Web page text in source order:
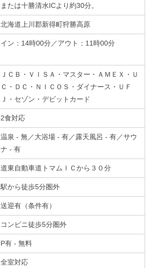
または十勝清水ICより約30分。
北海道上川郡新得町狩勝高原
イン：14時00分／アウト：11時00分
ＪＣＢ・ＶＩＳＡ・マスター・ＡＭＥＸ・Ｕ
Ｃ・ＤＣ・ＮＩＣＯＳ・ダイナース・ＵＦ
Ｊ・セゾン・デビットカード
2食対応
温泉 - 無／大浴場 - 有／露天風呂 - 有／サウ
ナ - 有
道東自動車道トマムＩＣから３０分
駅から徒歩5分圏外
送迎有（条件有）
コンビニ徒歩5分圏外
P有 - 無料
全室対応